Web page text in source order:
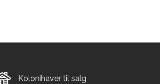
Kolonihaver til salg